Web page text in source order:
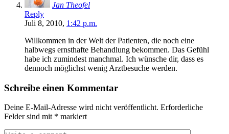
Jan Theofel
Reply
Juli 8, 2010, 1:42 p.m.
Willkommen in der Welt der Patienten, die noch eine
halbwegs ernsthafte Behandlung bekommen. Das Gefühl
habe ich zumindest manchmal. Ich wünsche dir, dass es
dennoch möglichst wenig Arztbesuche werden.
Schreibe einen Kommentar
Deine E-Mail-Adresse wird nicht veröffentlicht. Erforderliche
Felder sind mit * markiert